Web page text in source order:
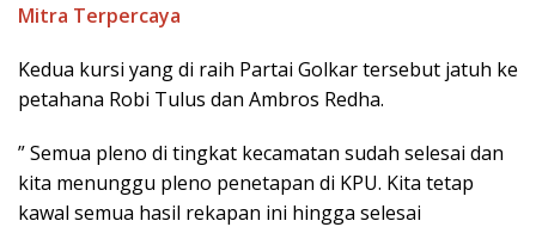
Mitra Terpercaya
Kedua kursi yang di raih Partai Golkar tersebut jatuh ke
petahana Robi Tulus dan Ambros Redha.
” Semua pleno di tingkat kecamatan sudah selesai dan
kita menunggu pleno penetapan di KPU. Kita tetap
kawal semua hasil rekapan ini hingga selesai